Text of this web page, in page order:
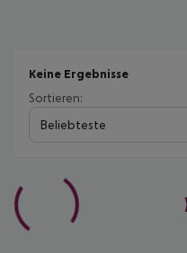
Keine Ergebnisse
Sortieren:
Beliebteste